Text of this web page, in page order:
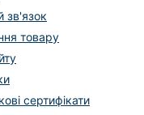
зв'язок
товару
сертифікати